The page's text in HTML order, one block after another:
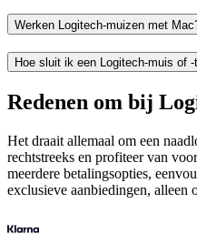
Werken Logitech-muizen met
Hoe sluit ik een Logitech-muis of
Redenen om bij
Het draait allemaal om een
rechtstreeks en profiteer van
meerdere betalingsopties,
exclusieve aanbiedingen, alleen